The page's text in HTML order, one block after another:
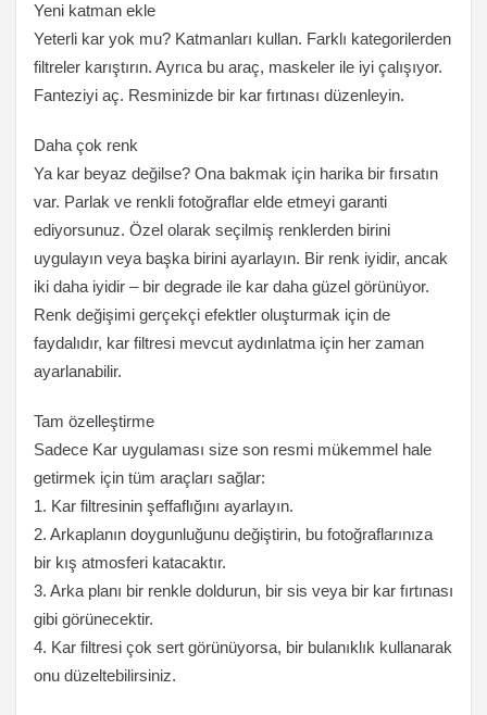
Yeni katman ekle
Yeterli kar yok mu? Katmanları kullan. Farklı kategorilerden
filtreler karıştırın. Ayrıca bu araç, maskeler ile iyi çalışıyor.
Fanteziyi aç. Resminizde bir kar fırtınası düzenleyin.
Daha çok renk
Ya kar beyaz değilse? Ona bakmak için harika bir fırsatın
var. Parlak ve renkli fotoğraflar elde etmeyi garanti
ediyorsunuz. Özel olarak seçilmiş renklerden birini
uygulayın veya başka birini ayarlayın. Bir renk iyidir, ancak
iki daha iyidir – bir degrade ile kar daha güzel görünüyor.
Renk değişimi gerçekçi efektler oluşturmak için de
faydalıdır, kar filtresi mevcut aydınlatma için her zaman
ayarlanabilir.
Tam özelleştirme
Sadece Kar uygulaması size son resmi mükemmel hale
getirmek için tüm araçları sağlar:
1. Kar filtresinin şeffaflığını ayarlayın.
2. Arkaplanın doygunluğunu değiştirin, bu fotoğraflarınıza
bir kış atmosferi katacaktır.
3. Arka planı bir renkle doldurun, bir sis veya bir kar fırtınası
gibi görünecektir.
4. Kar filtresi çok sert görünüyorsa, bir bulanıklık kullanarak
onu düzeltebilirsiniz.